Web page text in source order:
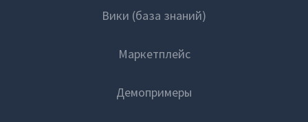
Вики (база знаний)
Маркетплейс
Демопримеры